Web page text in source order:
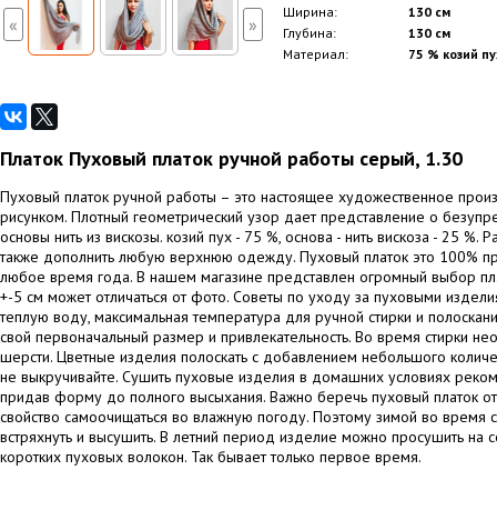
« »
Ширина:
130 см
Глубина:
130 см
Материал:
75 % козий
Платок Пуховый платок ручной работы серый, 1.30
Пуховый платок ручной работы – это настоящее художественное
рисунком. Плотный геометрический узор дает представление о
основы нить из вискозы. козий пух - 75 %, основа - нить вискоза - 25
также дополнить любую верхнюю одежду. Пуховый платок это 100%
любое время года. В нашем магазине представлен огромный выбор
+-5 см может отличаться от фото. Советы по уходу за пуховыми
теплую воду, максимальная температура для ручной стирки и
свой первоначальный размер и привлекательность. Во время стирки
шерсти. Цветные изделия полоскать с добавлением небольшого
не выкручивайте. Сушить пуховые изделия в домашних условиях
придав форму до полного высыхания. Важно беречь пуховый платок
свойство самоочищаться во влажную погоду. Поэтому зимой во
встряхнуть и высушить. В летний период изделие можно просушить
коротких пуховых волокон. Так бывает только первое время.